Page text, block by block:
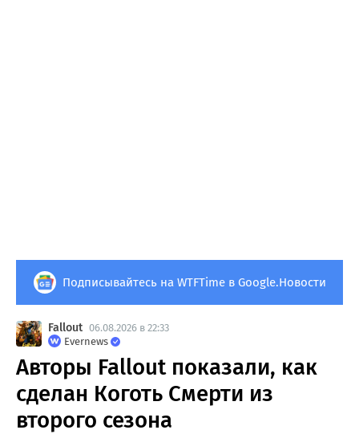
Подписывайтесь на WTFTime в Google.Новости
Fallout 06.08.2026 в 22:33
Evernews
Авторы Fallout показали, как
сделан Коготь Смерти из
второго сезона